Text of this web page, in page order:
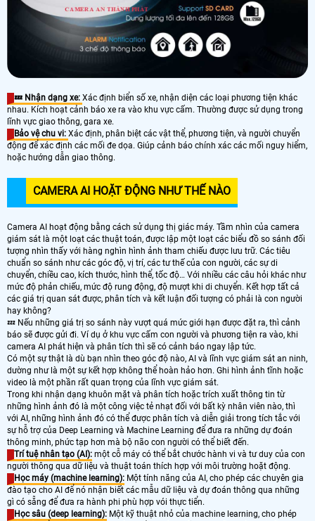
💤 Nhận dạng xe: Xác định biển số xe, nhận diện các loại phương tiện khác
nhau. Kích hoạt cảnh báo xe ra vào khu vực cấm. Thường được sử dụng trong
lĩnh vực giao thông, gara xe.
Bảo vệ chu vi: Xác định, phân biệt các vật thể, phương tiện, và người chuyển
động để xác định các mối đe dọa. Giúp cảnh báo chính xác các mối nguy hiểm,
hoặc hướng dẫn giao thông.
CAMERA AI HOẶT ĐỘNG NHƯ THẾ NÀO
Camera AI hoạt động bằng cách sử dụng thị giác máy. Tầm nhìn của camera
giám sát là một loạt các thuật toán, được lập một loạt các biểu đồ so sánh đối
tượng nhìn thấy với hàng nghìn hình ảnh tham chiếu được lưu trữ. Các tiêu
chuẩn so sánh như các góc độ, vị trí, các tư thế của con người, các sự di
chuyển, chiều cao, kích thước, hình thể, tốc độ… Với nhiều các câu hỏi khác như
mức độ phản chiếu, mức độ rung động, độ mượt khi di chuyển. Kết hợp tất cả
các giá trị quan sát được, phân tích và kết luận đối tượng có phải là con người
hay không?
💤 Nếu những giá trị so sánh này vượt quá mức giới hạn được đặt ra, thì cảnh
báo sẽ được gửi đi. Ví dụ ở khu vực cấm con người và phương tiện ra vào, khi
camera AI phát hiện và phân tích thì sẽ có cảnh báo ngay lập tức.
Có một sự thật là dù bạn nhìn theo góc độ nào, AI và lĩnh vực giám sát an ninh,
dường như là một sự kết hợp không thể hoàn hảo hơn. Ghi hình ảnh tĩnh hoặc
video là một phần rất quan trọng của lĩnh vực giám sát.
Trong khi nhận dạng khuôn mặt và phân tích hoặc trích xuất thông tin từ
những hình ảnh đó là một công việc tẻ nhạt đối với bất kỳ nhân viên nào, thì
với AI, những hình ảnh đó có thể được phân tích và diễn giải trong tích tắc với
sự hỗ trợ của Deep Learning và Machine Learning để đưa ra những dự đoán
thông minh, phức tạp hơn mà bộ não con người có thể biết đến.
Trí tuệ nhân tạo (AI): một cỗ máy có thể bắt chước hành vi và tư duy của con
người thông qua dữ liệu và thuật toán thích hợp với môi trường hoặt động.
Học máy (machine learning): Một tính năng của AI, cho phép các chuyên gia
đào tạo cho AI để nó nhận biết các mẫu dữ liệu và dự đoán thông qua những
gì có sẵng để đưa ra hành phi phù hợp vói thực tiển.
Học sâu (deep learning): Một kỹ thuật nhỏ của machine learning, cho phép